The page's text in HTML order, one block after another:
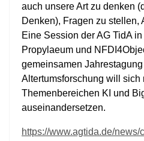
auch unsere Art zu denken
Denken), Fragen zu stellen,
Eine Session der AG TidA
Propylaeum und
gemeinsamen
Altertumsforschung will sich
Themenbereichen KI und
auseinandersetzen.
https://www.agtida.de/